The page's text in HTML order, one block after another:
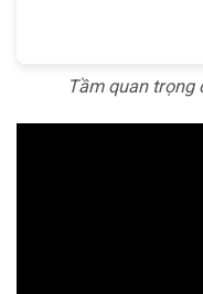
Tầm quan trọng